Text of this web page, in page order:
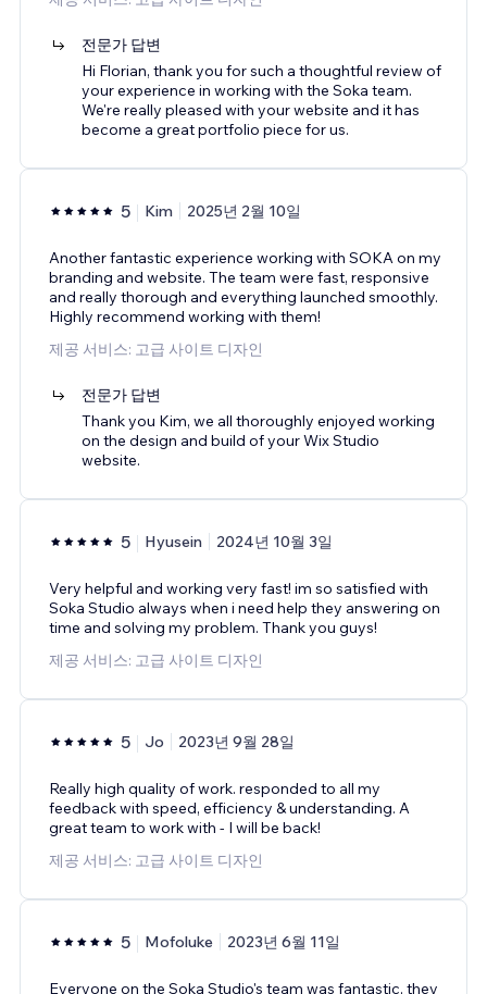
전문가 답변
Hi Florian, thank you for such a thoughtful review of
your experience in working with the Soka team.
We're really pleased with your website and it has
become a great portfolio piece for us.
5 Kim 2025년 2월 10일
Another fantastic experience working with SOKA on my
branding and website. The team were fast, responsive
and really thorough and everything launched smoothly.
Highly recommend working with them!
제공 서비스: 고급 사이트 디자인
전문가 답변
Thank you Kim, we all thoroughly enjoyed working
on the design and build of your Wix Studio
website.
5 Hyusein 2024년 10월 3일
Very helpful and working very fast! im so satisfied with
Soka Studio always when i need help they answering on
time and solving my problem. Thank you guys!
제공 서비스: 고급 사이트 디자인
5 Jo 2023년 9월 28일
Really high quality of work. responded to all my
feedback with speed, efficiency & understanding. A
great team to work with - I will be back!
제공 서비스: 고급 사이트 디자인
5 Mofoluke 2023년 6월 11일
Everyone on the Soka Studio's team was fantastic, they